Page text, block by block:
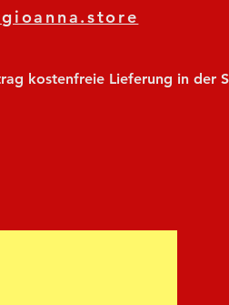
kostenfreie Lieferung in